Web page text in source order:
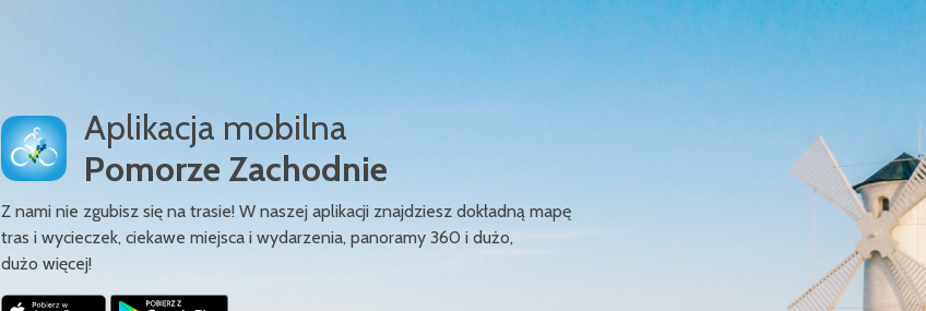
Aplikacja mobilna
Pomorze Zachodnie
Z nami nie zgubisz się na trasie! W naszej aplikacji znajdziesz dokładną mapę
tras i wycieczek, ciekawe miejsca i wydarzenia, panoramy 360 i dużo,
dużo więcej!